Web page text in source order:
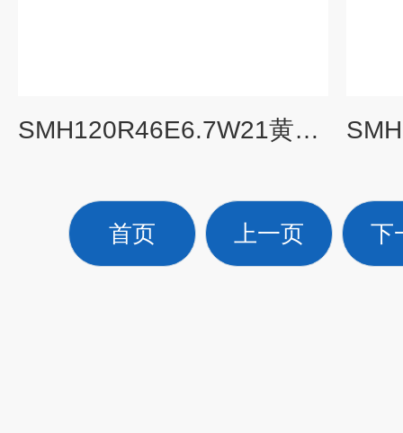
SMH120R46E6.7W21黄山螺杆泵黄山市的工业泵
首页 上一页 下